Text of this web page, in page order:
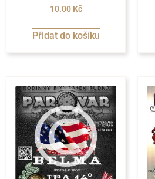
10.00 Kč
Přidat do košíku